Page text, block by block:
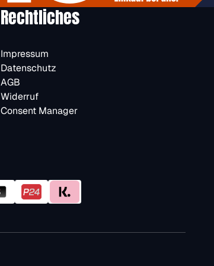
Rechtliches
Impressum
Datenschutz
AGB
Widerruf
Consent Manager